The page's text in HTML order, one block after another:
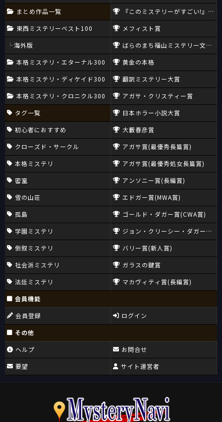
まとめ作品一覧
東西ミステリーベスト100
海外版
本格ミステリ・エターナル300
本格ミステリ・ディケイド300
本格ミステリ・クロニクル300
タグ一覧
初心者におすすめ
クローズド・サークル
本格ミステリ
密室
雪の山荘
孤島
学園ミステリ
倒叙ミステリ
社会派ミステリ
法廷ミステリ
『このミステリーがすごい!』大賞
メフィスト賞
ばらのまち福山ミステリー文学新
黄金の本格
翻訳ミステリー大賞
アガサ・クリスティー賞
日本ホラー小説大賞
大藪春彦賞
アガサ賞(最優秀長篇賞)
アガサ賞(最優秀処女長篇賞)
アンソニー賞(長編賞)
エドガー賞(MWA賞)
ゴールド・ダガー賞(CWA賞)
ジョン・クリーシー・ダガー賞
バリー賞(新人賞)
ガラスの鍵賞
マカヴィティ賞(長編賞)
会員機能
会員登録
ログイン
その他
ヘルプ
要望
お問合せ
サイト運営者